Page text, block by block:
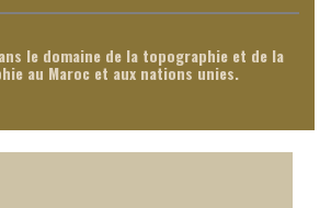
le domaine de la topographie et de la
au Maroc et aux nations unies.